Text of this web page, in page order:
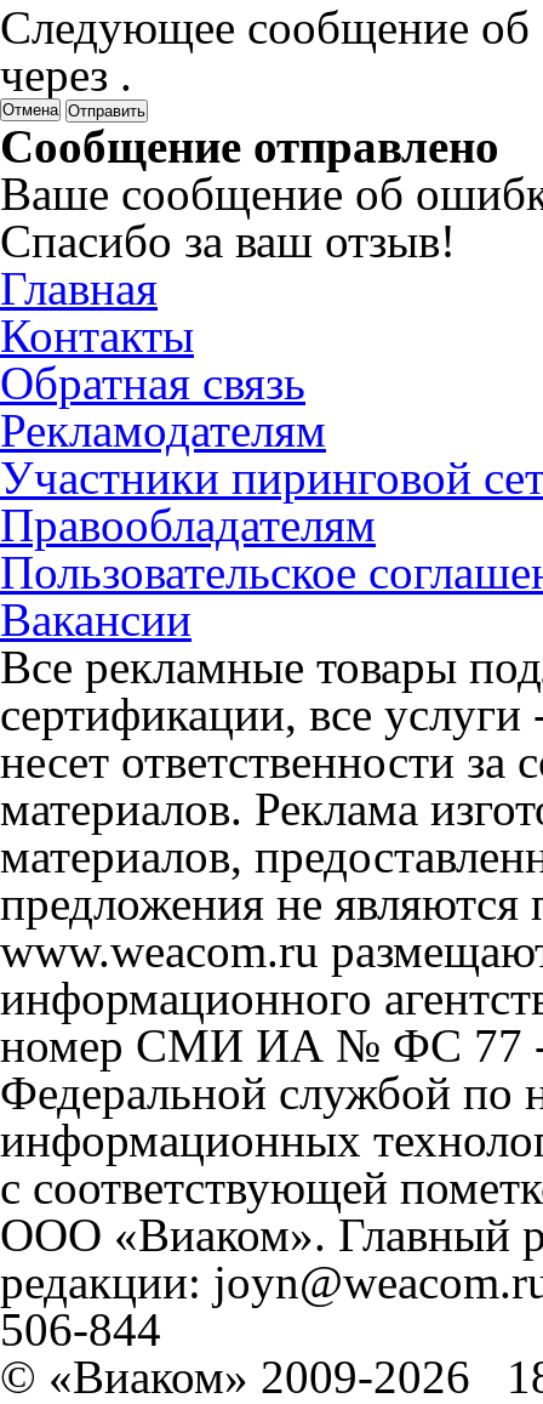
Следующее сообщение об
через .
Отмена
Сообщение отправлено
Ваше сообщение об
Спасибо за ваш отзыв!
Главная
Контакты
Обратная связь
Рекламодателям
Участники пиринговой
Правообладателям
Пользовательское
Вакансии
Все рекламные товары
сертификации, все
несет ответственности
материалов. Реклама
материалов,
предложения не
www.weacom.ru
информационного
номер СМИ ИА № ФС 77 -
Федеральной службой по
информационных
с соответствующей
ООО «Виаком». Главный
редакции:
506-844
© «Виаком» 2009-2026